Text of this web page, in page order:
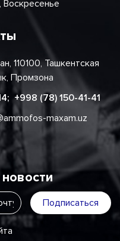
110100, Ташкентская
Промзона
; +998 (78) 150-41-41
maxam.uz
Подписаться